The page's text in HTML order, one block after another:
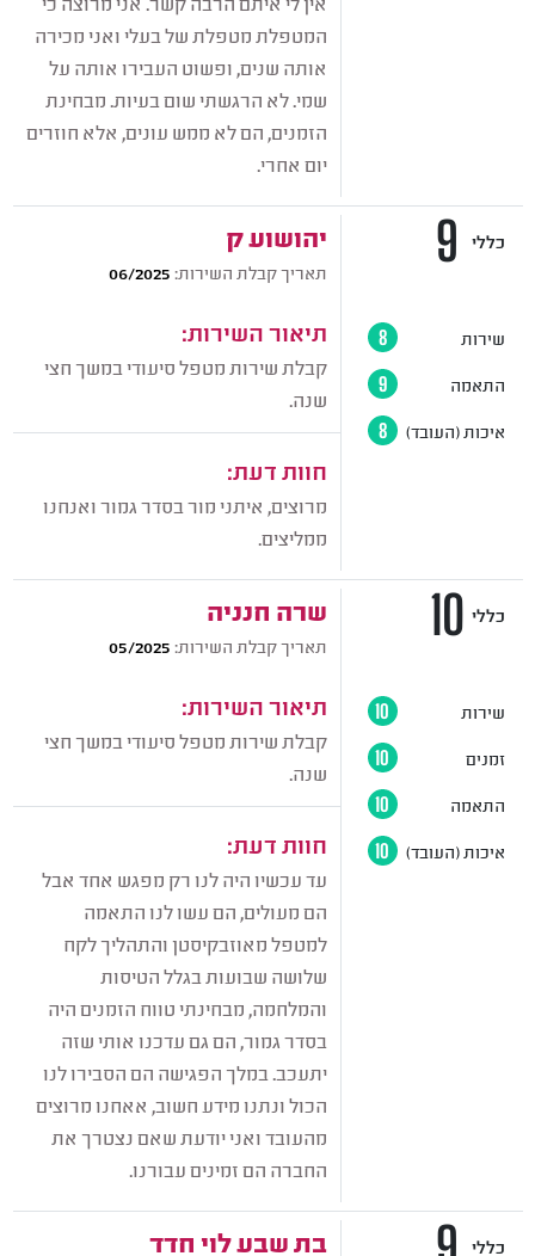
המטפלת מטפלת של בעלי ואני מכירה
אותה שנים, ופשוט העבירו אותה על
שמי. לא הרגשתי שום בעיות. מבחינת
הזמנים, הם לא ממש עונים, אלא חוזרים
יום אחרי.
יהושוע ק
תאריך קבלת השירות: 06/2025
תיאור השירות:
קבלת שירות מטפל סיעודי במשך חצי
שנה.
חוות דעת:
מרוצים, איתני מור בסדר גמור ואנחנו
ממליצים.
9 כללי
שירות 8
התאמה 9
איכות (העובד) 8
שרה חנניה
תאריך קבלת השירות: 05/2025
תיאור השירות:
קבלת שירות מטפל סיעודי במשך חצי
שנה.
חוות דעת:
עד עכשיו היה לנו רק מפגש אחד אבל
הם מעולים, הם עשו לנו התאמה
למטפל מאוזבקיסטן והתהליך לקח
שלושה שבועות בגלל הטיסות
והמלחמה, מבחינתי טווח הזמנים היה
בסדר גמור, הם גם עדכנו אותי שזה
יתעכב. במלך הפגישה הם הסבירו לנו
הכול ונתנו מידע חשוב, אאחנו מרוצים
מהעובד ואני יודעת שאם נצטרך את
החברה הם זמינים עבורנו.
10 כללי
שירות 10
זמנים 10
התאמה 10
איכות (העובד) 10
בת שבע לוי חדד כללי